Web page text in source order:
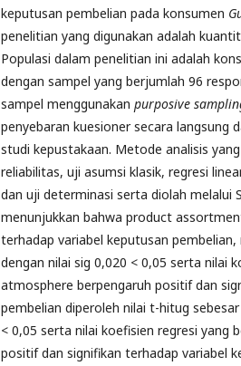
keputusan pembelian pada konsumen
penelitian yang digunakan adalah
Populasi dalam penelitian ini adalah
dengan sampel yang berjumlah 96
sampel menggunakan purposive
penyebaran kuesioner secara langsung
studi kepustakaan. Metode analisis
reliabilitas, uji asumsi klasik, regresi
dan uji determinasi serta diolah melalui
menunjukkan bahwa product
terhadap variabel keputusan
dengan nilai sig 0,020 < 0,05 serta nilai
atmosphere berpengaruh positif dan
pembelian diperoleh nilai t-hitug
< 0,05 serta nilai koefisien regresi yang
positif dan signifikan terhadap variabel